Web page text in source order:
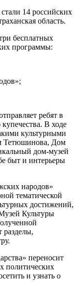
14 российских
область.
бесплатных
программы:
ребят в
В ходе
культурными
Тетюшинова, Дом
дом-музей
быт и интерьеры
народов»
тематической
достижений,
Культуры
разделы,
переносит
политических
и узнать о